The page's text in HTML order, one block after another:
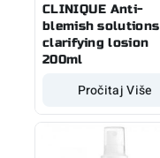
CLINIQUE Anti-
blemish solutions
clarifying losion
200ml
Pročitaj Više